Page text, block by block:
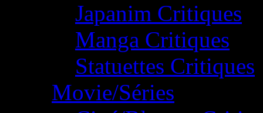
Japanim Critiques
Manga Critiques
Statuettes Critiques
Movie/Séries